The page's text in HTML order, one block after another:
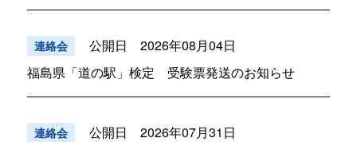
連絡会
公開日 2026年08月04日
福島県「道の駅」検定 受験票発送のお知らせ
連絡会
公開日 2026年07月31日